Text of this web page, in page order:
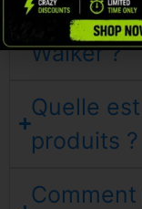
Puis-je
Walker ?
Quelle
produits ?